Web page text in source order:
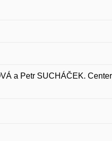
a Petr SUCHÁČEK.